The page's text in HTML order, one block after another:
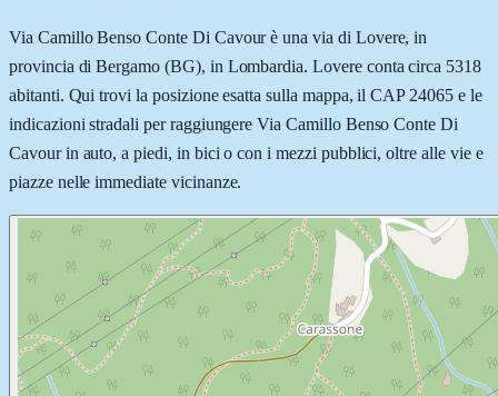
Via Camillo Benso Conte Di Cavour è una via di Lovere, in
provincia di Bergamo (BG), in Lombardia. Lovere conta circa 5318
abitanti. Qui trovi la posizione esatta sulla mappa, il CAP 24065 e le
indicazioni stradali per raggiungere Via Camillo Benso Conte Di
Cavour in auto, a piedi, in bici o con i mezzi pubblici, oltre alle vie e
piazze nelle immediate vicinanze.